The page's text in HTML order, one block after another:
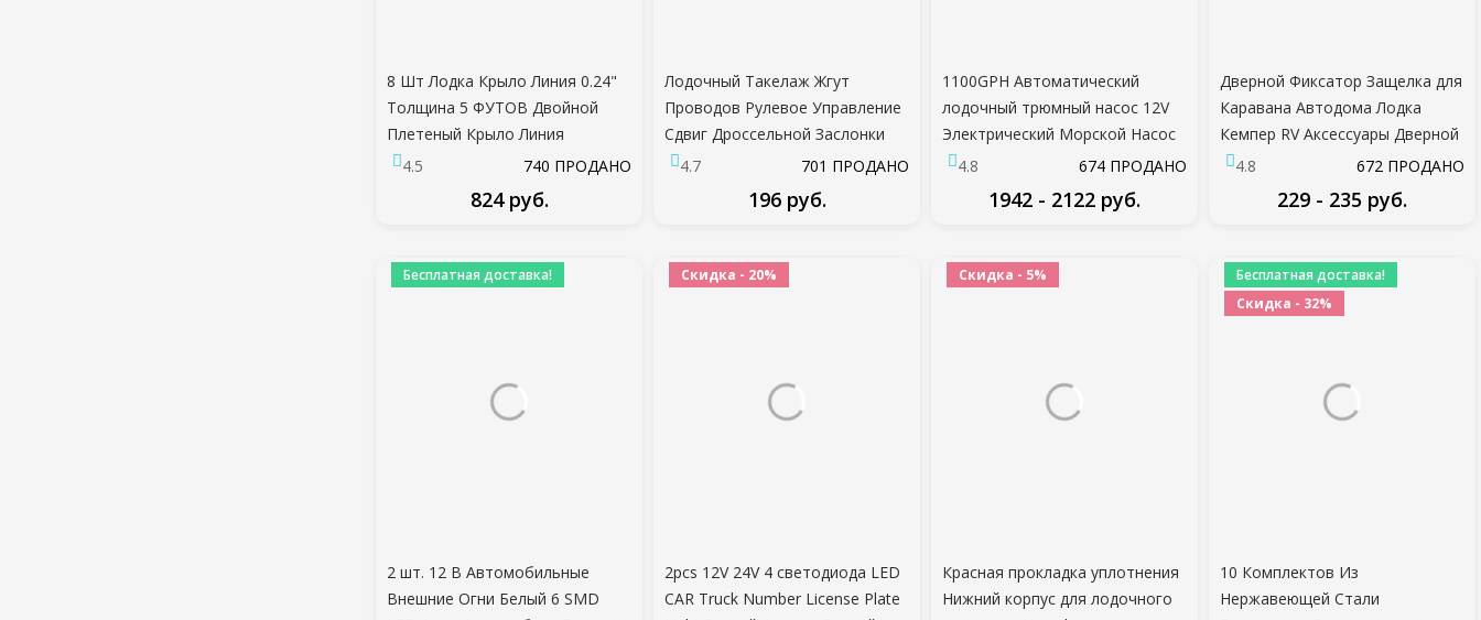
8 Шт Лодка Крыло Линия 0.24"
Толщина 5 ФУТОВ Двойной
Плетеный Крыло Линия
Морской Причал Линия Для
Яхты Лодка Аксессуары
4.5 740 ПРОДАНО
824 руб.
Лодочный Такелаж Жгут
Проводов Рулевое Управление
Сдвиг Дроссельной Заслонки
Кабельный Ботинок 100 мм 4'
Черный Морской Такелаж
Крышка Отверстия Такелажный
4.7 701 ПРОДАНО
196 руб.
1100GPH Автоматический
лодочный трюмный насос 12V
Электрический Морской Насос
Лодочный Водяной Выхлопной
Насос Погружной Трюмный
отстойник С поплавковым
4.8 674 ПРОДАНО
1942 - 2122 руб.
Дверной Фиксатор Защелка для
Каравана Автодома Лодка
Кемпер RV Аксессуары Дверной
Стопор Клип Нейлон Дверной
Фиксатор Шкаф Шкаф Ящик
4.8 672 ПРОДАНО
229 - 235 руб.
Бесплатная доставка!
2 шт. 12 В Автомобильные
Внешние Огни Белый 6 SMD
Скидка - 20%
2pcs 12V 24V 4 светодиода LED
CAR Truck Number License Plate
Скидка - 5%
Красная прокладка уплотнения
Нижний корпус для лодочного
Бесплатная доставка!
Скидка - 32%
10 Комплектов Из
Нержавеющей Стали